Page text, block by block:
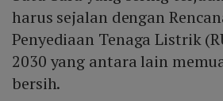
harus sejalan dengan
Penyediaan Tenaga Listrik
2030 yang antara lain
bersih.